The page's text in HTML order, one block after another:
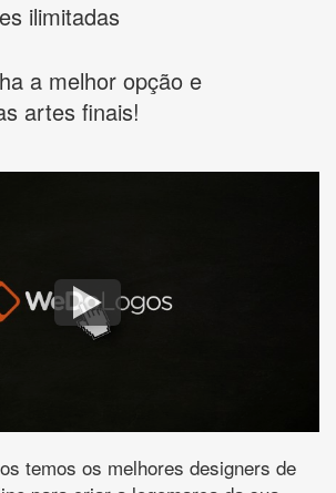
ilimitadas
a melhor opção e
artes finais!
temos os melhores designers de